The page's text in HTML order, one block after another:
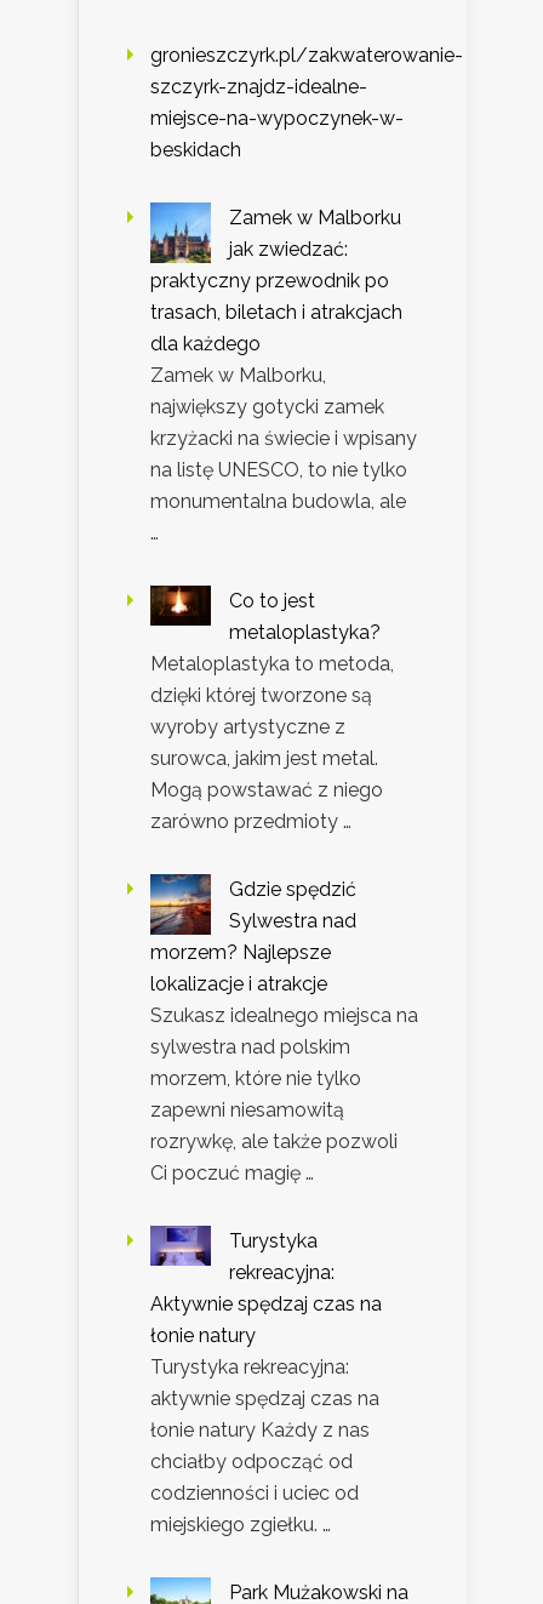
gronieszczyrk.pl/zakwaterowanie-
szczyrk-znajdz-idealne-
miejsce-na-wypoczynek-w-
beskidach
Zamek w Malborku
jak zwiedzać:
praktyczny przewodnik po
trasach, biletach i atrakcjach
dla każdego
Zamek w Malborku,
największy gotycki zamek
krzyżacki na świecie i wpisany
na listę UNESCO, to nie tylko
monumentalna budowla, ale
…
Co to jest
metaloplastyka?
Metaloplastyka to metoda,
dzięki której tworzone są
wyroby artystyczne z
surowca, jakim jest metal.
Mogą powstawać z niego
zarówno przedmioty …
Gdzie spędzić
Sylwestra nad
morzem? Najlepsze
lokalizacje i atrakcje
Szukasz idealnego miejsca na
sylwestra nad polskim
morzem, które nie tylko
zapewni niesamowitą
rozrywkę, ale także pozwoli
Ci poczuć magię …
Turystyka
rekreacyjna:
Aktywnie spędzaj czas na
łonie natury
Turystyka rekreacyjna:
aktywnie spędzaj czas na
łonie natury Każdy z nas
chciałby odpocząć od
codzienności i uciec od
miejskiego zgiełku. …
Park Mużakowski na